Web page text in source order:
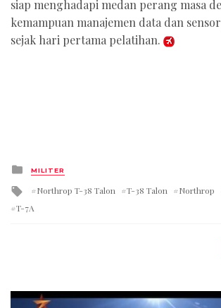
siap menghadapi medan perang masa
kemampuan manajemen data dan
sejak hari pertama pelatihan.
Posted
in
MILITER
Tagged
Northrop T-38 Talon T-38 Talon Northrop
T-7A